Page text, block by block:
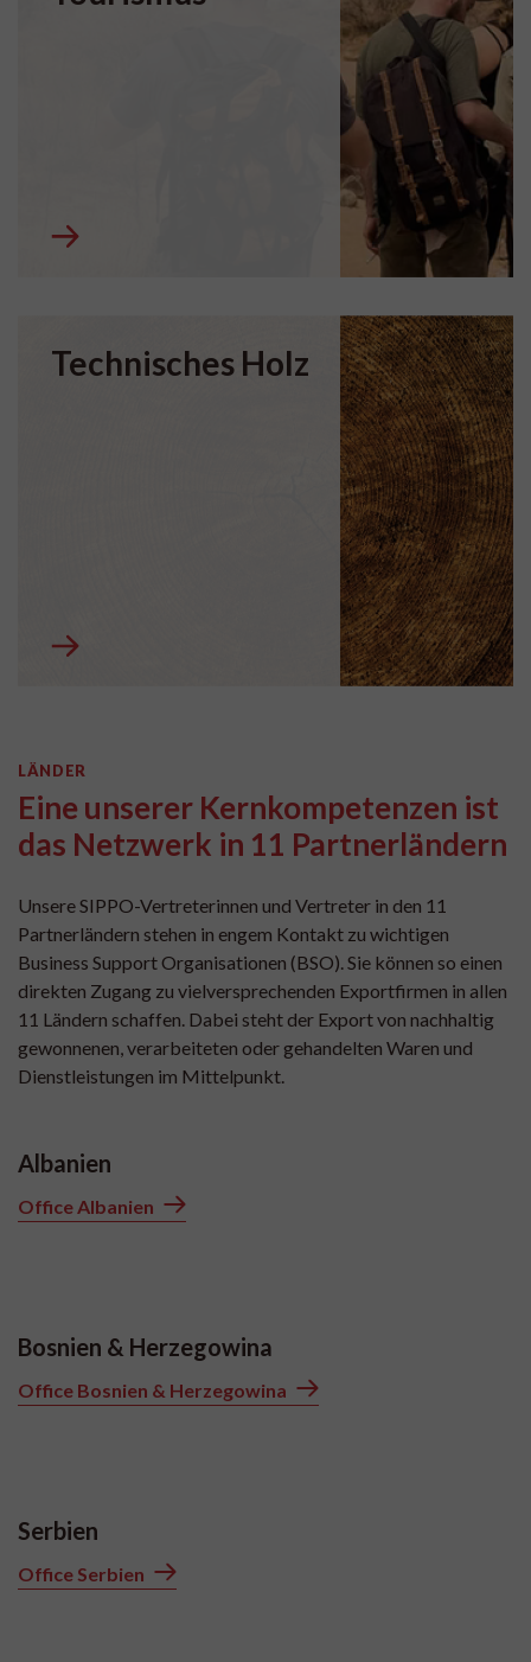
Technisches Holz
LÄNDER
Eine unserer Kernkompetenzen ist
das Netzwerk in 11 Partnerländern
Unsere SIPPO-Vertreterinnen und Vertreter in den 11
Partnerländern stehen in engem Kontakt zu wichtigen
Business Support Organisationen (BSO). Sie können so einen
direkten Zugang zu vielversprechenden Exportfirmen in allen
11 Ländern schaffen. Dabei steht der Export von nachhaltig
gewonnenen, verarbeiteten oder gehandelten Waren und
Dienstleistungen im Mittelpunkt.
Albanien
Office Albanien
Bosnien & Herzegowina
Office Bosnien & Herzegowina
Serbien
Office Serbien